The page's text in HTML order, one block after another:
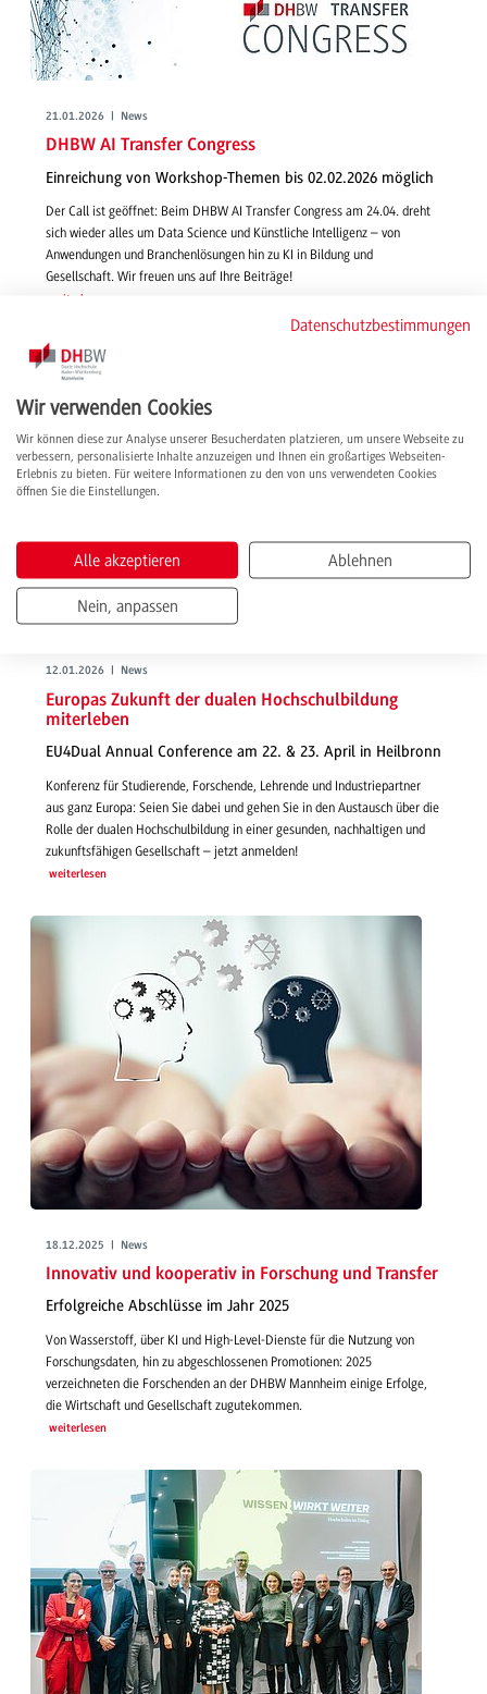
21.01.2026 | News
DHBW AI Transfer Congress
Einreichung von Workshop-Themen bis 02.02.2026 möglich
Der Call ist geöffnet: Beim DHBW AI Transfer Congress am 24.04. dreht
sich wieder alles um Data Science und Künstliche Intelligenz – von
Anwendungen und Branchenlösungen hin zu KI in Bildung und
Gesellschaft. Wir freuen uns auf Ihre Beiträge!
weiterlesen
12.01.2026 | News
Europas Zukunft der dualen Hochschulbildung
miterleben
EU4Dual Annual Conference am 22. & 23. April in Heilbronn
Konferenz für Studierende, Forschende, Lehrende und Industriepartner
aus ganz Europa: Seien Sie dabei und gehen Sie in den Austausch über die
Rolle der dualen Hochschulbildung in einer gesunden, nachhaltigen und
zukunftsfähigen Gesellschaft – jetzt anmelden!
weiterlesen
18.12.2025 | News
Innovativ und kooperativ in Forschung und Transfer
Erfolgreiche Abschlüsse im Jahr 2025
Von Wasserstoff, über KI und High-Level-Dienste für die Nutzung von
Forschungsdaten, hin zu abgeschlossenen Promotionen: 2025
verzeichneten die Forschenden an der DHBW Mannheim einige Erfolge,
die Wirtschaft und Gesellschaft zugutekommen.
weiterlesen
Datenschutzbestimmungen
Wir verwenden Cookies
Wir können diese zur Analyse unserer Besucherdaten platzieren, um unsere Webseite zu
verbessern, personalisierte Inhalte anzuzeigen und Ihnen ein großartiges Webseiten-
Erlebnis zu bieten. Für weitere Informationen zu den von uns verwendeten Cookies
öffnen Sie die Einstellungen.
Alle akzeptieren Ablehnen
Nein, anpassen